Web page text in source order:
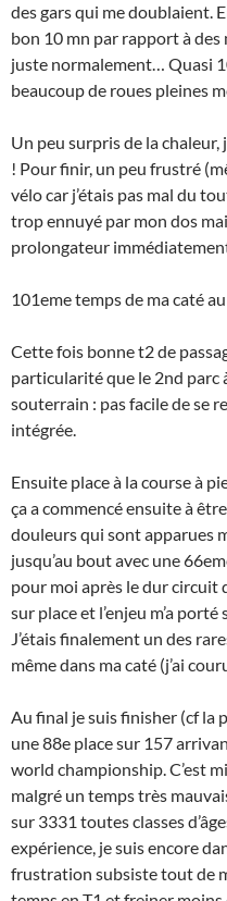
des gars qui me doublaient.
bon 10 mn par rapport à des
juste normalement… Quasi
beaucoup de roues pleines
Un peu surpris de la chaleur,
! Pour finir, un peu frustré
vélo car j’étais pas mal du
trop ennuyé par mon dos
prolongateur
101eme temps de ma caté
Cette fois bonne t2 de
particularité que le 2nd parc
souterrain : pas facile de se
intégrée.
Ensuite place à la course à
ça a commencé ensuite à
douleurs qui sont apparues
jusqu’au bout avec une
pour moi après le dur circuit
sur place et l’enjeu m’a
J’étais finalement un des
même dans ma caté (j’ai
Au final je suis finisher (cf la
une 88e place sur 157
world championship. C’est
malgré un temps très
sur 3331 toutes classes
expérience, je suis encore
frustration subsiste tout de